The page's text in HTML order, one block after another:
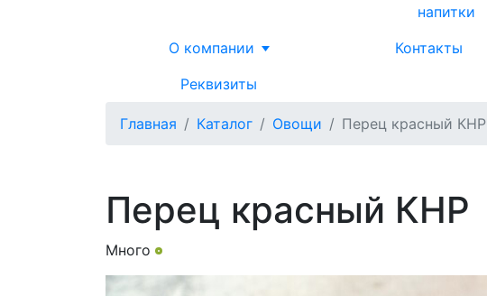
напитки
О компании
Реквизиты
Контакты
Главная Каталог Овощи Перец красный КНР
Перец красный КНР
Много